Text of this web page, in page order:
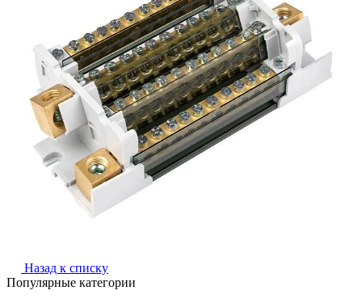
Назад к списку
Популярные категории